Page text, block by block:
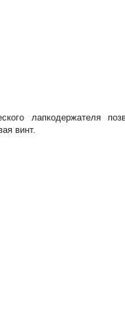
лапкодержателя
винт.